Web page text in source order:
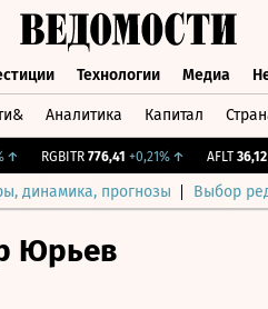
Технологии Медиа
Аналитика Капитал
RGBITR 776,41 +0,21%↑ AFLT 36,12
динамика, прогнозы Выбор
Юрьев